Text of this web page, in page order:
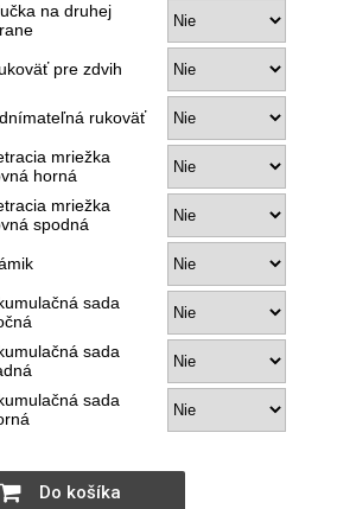
na druhej
pre zdvih
rukoväť
mriežka
horná
mriežka
spodná
sada
sada
sada
Do košíka